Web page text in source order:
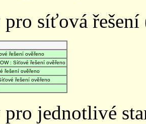
síťová
řešení ověřeno
: Síťové řešení ověřeno
řešení ověřeno
řešení ověřeno
jednotlivé